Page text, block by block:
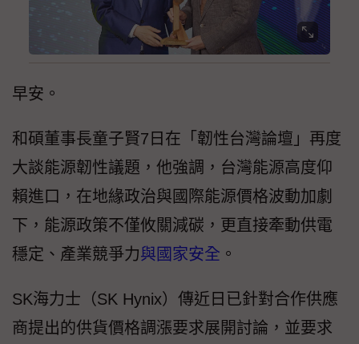
早安。
和碩董事長童子賢7日在「韌性台灣論壇」再度
大談能源韌性議題，他強調，台灣能源高度仰
賴進口，在地緣政治與國際能源價格波動加劇
下，能源政策不僅攸關減碳，更直接牽動供電
穩定、產業競爭力與國家安全 。
SK海力士（SK Hynix）傳近日已針對合作供應
商提出的供貨價格調漲要求展開討論，並要求